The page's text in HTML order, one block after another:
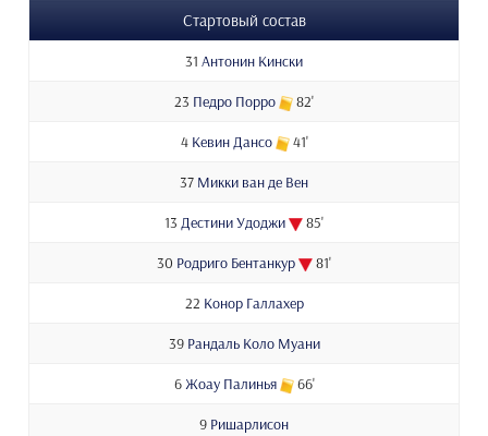
Стартовый состав
31 Антонин Кински
23 Педро Порро 82'
4 Кевин Дансо 41'
37 Микки ван де Вен
13 Дестини Удоджи 85'
30 Родриго Бентанкур 81'
22 Конор Галлахер
39 Рандаль Коло Муани
6Жоау Палинья 66'
9 Ришарлисон